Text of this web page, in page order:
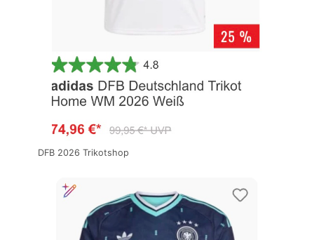
DFB 2026 Trikotshop